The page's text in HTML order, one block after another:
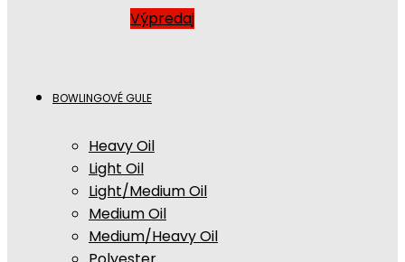
Výpredaj
BOWLINGOVÉ GULE
Heavy Oil
Light Oil
Light/Medium Oil
Medium Oil
Medium/Heavy Oil